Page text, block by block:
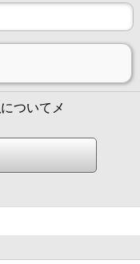
についてメ